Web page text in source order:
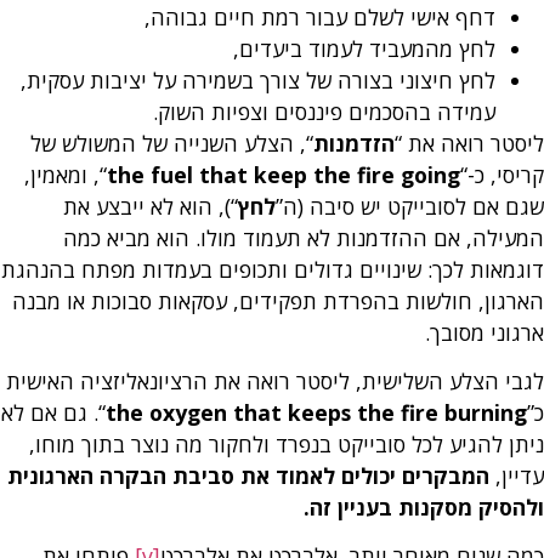
דחף אישי לשלם עבור רמת חיים גבוהה,
לחץ מהמעביד לעמוד ביעדים,
לחץ חיצוני בצורה של צורך בשמירה על יציבות עסקית,
עמידה בהסכמים פיננסים וצפיות השוק.
ליסטר רואה את “הזדמנות“, הצלע השנייה של המשולש של
קריסי, כ-“
the fuel that keep the fire going
“, ומאמין,
שגם אם לסובייקט יש סיבה (ה”לחץ“), הוא לא ייבצע את
המעילה, אם ההזדמנות לא תעמוד מולו. הוא מביא כמה
דוגמאות לכך: שינויים גדולים ותכופים בעמדות מפתח בהנהגת
הארגון, חולשות בהפרדת תפקידים, עסקאות סבוכות או מבנה
ארגוני מסובך.
לגבי הצלע השלישית, ליסטר רואה את הרציונאליזציה האישית
כ”
the oxygen that keeps the fire burning
“. גם אם לא
ניתן להגיע לכל סובייקט בנפרד ולחקור מה נוצר בתוך מוחו,
עדיין, המבקרים יכולים לאמוד את סביבת הבקרה הארגונית
ולהסיק מסקנות בעניין זה.